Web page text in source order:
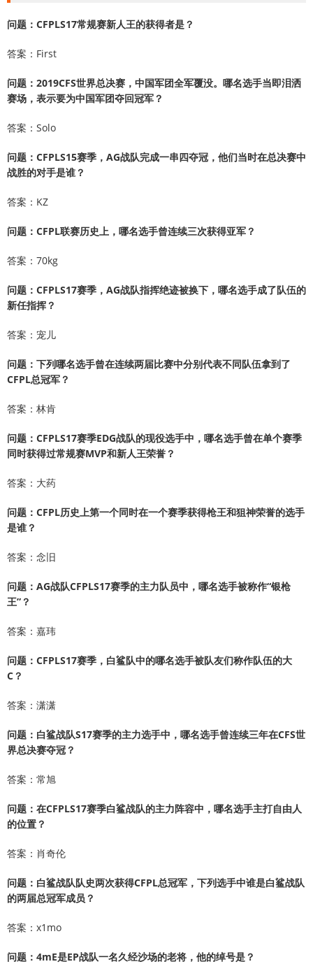
问题：CFPLS17常规赛新人王的获得者是？
答案：First
问题：2019CFS世界总决赛，中国军团全军覆没。哪名选手当即泪洒
赛场，表示要为中国军团夺回冠军？
答案：Solo
问题：CFPLS15赛季，AG战队完成一串四夺冠，他们当时在总决赛中
战胜的对手是谁？
答案：KZ
问题：CFPL联赛历史上，哪名选手曾连续三次获得亚军？
答案：70kg
问题：CFPLS17赛季，AG战队指挥绝迹被换下，哪名选手成了队伍的
新任指挥？
答案：宠儿
问题：下列哪名选手曾在连续两届比赛中分别代表不同队伍拿到了
CFPL总冠军？
答案：林肯
问题：CFPLS17赛季EDG战队的现役选手中，哪名选手曾在单个赛季
同时获得过常规赛MVP和新人王荣誉？
答案：大药
问题：CFPL历史上第一个同时在一个赛季获得枪王和狙神荣誉的选手
是谁？
答案：念旧
问题：AG战队CFPLS17赛季的主力队员中，哪名选手被称作“银枪
王”？
答案：嘉玮
问题：CFPLS17赛季，白鲨队中的哪名选手被队友们称作队伍的大
C？
答案：潇潇
问题：白鲨战队S17赛季的主力选手中，哪名选手曾连续三年在CFS世
界总决赛夺冠？
答案：常旭
问题：在CFPLS17赛季白鲨战队的主力阵容中，哪名选手主打自由人
的位置？
答案：肖奇伦
问题：白鲨战队队史两次获得CFPL总冠军，下列选手中谁是白鲨战队
的两届总冠军成员？
答案：x1mo
问题：4mE是EP战队一名久经沙场的老将，他的绰号是？